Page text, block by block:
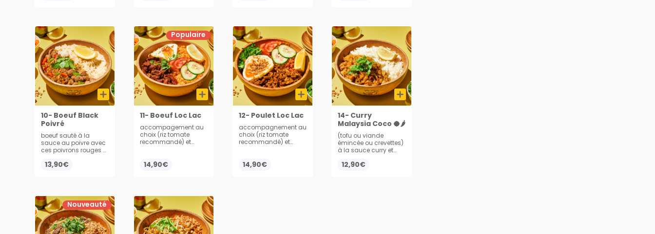
10- Boeuf Black
Poivré
boeuf sauté à la
sauce au poivre avec
ces poivrons rouges et
13,90€
11- Boeuf Loc Lac
accompagement au
choix (riz tomate
recommandé) et
œuf au plat et
14,90€
Populaire
12- Poulet Loc Lac
accompagnement au
choix (riz tomate
recommandé) et
œuf au plat et
14,90€
14- Curry
Malaysia Coco 🥥🌶️
(tofu ou viande
émincée ou crevettes)
à la sauce curry et
épicée, servi avec du
12,90€
Nouveauté